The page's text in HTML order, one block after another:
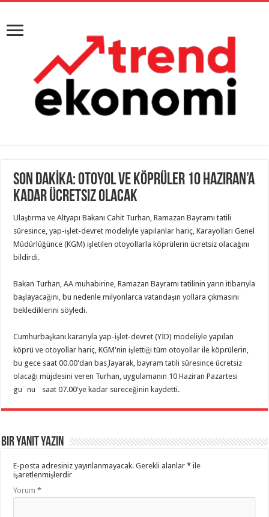
SON DAKİKA: Otoyol ve köprüler 10 Haziran’a
kadar ücretsiz olacak
Ulaştırma ve Altyapı Bakanı Cahit Turhan, Ramazan Bayramı tatili
süresince, yap-işlet-devret modeliyle yapılanlar hariç, Karayolları Genel
Müdürlüğünce (KGM) işletilen otoyollarla köprülerin ücretsiz olacağını
bildirdi.
Bakan Turhan, AA muhabirine, Ramazan Bayramı tatilinin yarın itibarıyla
başlayacağını, bu nedenle milyonlarca vatandaşın yollara çıkmasını
beklediklerini söyledi.
Cumhurbaşkanı kararıyla yap-işlet-devret (YİD) modeliyle yapılan
köprü ve otoyollar hariç, KGM'nin işlettiği tüm otoyollar ile köprülerin,
bu gece saat 00.00'dan bas¸layarak, bayram tatili süresince ücretsiz
olacağı müjdesini veren Turhan, uygulamanın 10 Haziran Pazartesi
gu¨nu¨ saat 07.00'ye kadar süreceğinin kaydetti.
Bir yanıt yazın
E-posta adresiniz yayınlanmayacak. Gerekli alanlar* ile
işaretlenmişlerdir
Yorum*